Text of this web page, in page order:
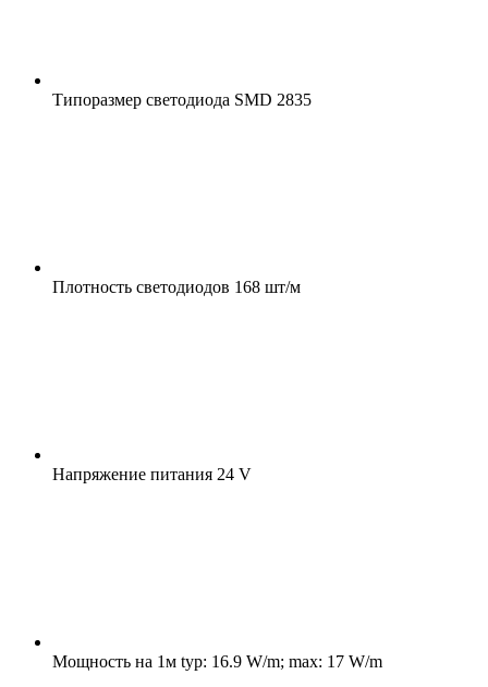
Типоразмер светодиода SMD 2835
Плотность светодиодов 168 шт/м
Напряжение питания 24 V
Мощность на 1м typ: 16.9 W/m; max: 17 W/m